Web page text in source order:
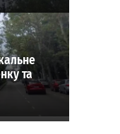
та